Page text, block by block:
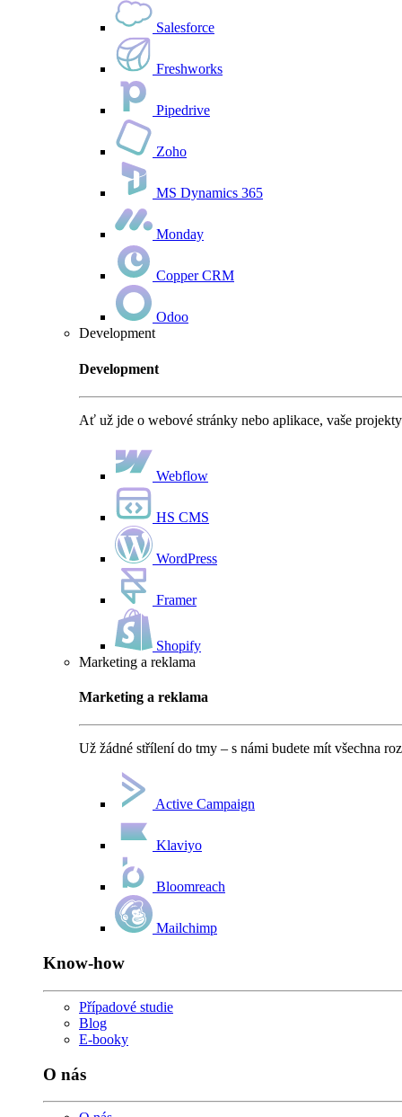
Salesforce
Freshworks
Pipedrive
Zoho
MS Dynamics 365
Monday
Copper CRM
Odoo
Development
Development
Ať už jde o webové stránky nebo aplikace, vaše
Webflow
HS CMS
WordPress
Framer
Shopify
Marketing a reklama
Marketing a reklama
Už žádné střílení do tmy – s námi budete mít všechna
Active Campaign
Klaviyo
Bloomreach
Mailchimp
Know-how
Případové studie
Blog
E-booky
O nás